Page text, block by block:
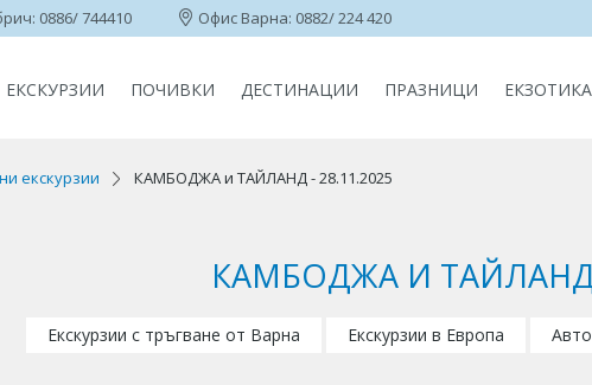
0886/ 744410 Офис Варна: 0882/ 224 420
ЕКСКУРЗИИ ПОЧИВКИ ДЕСТИНАЦИИ ПРАЗНИЦИ ЕКЗОТИКА
екскурзии КАМБОДЖА и ТАЙЛАНД - 28.11.2025
КАМБОДЖА И ТАЙЛАНД
Екскурзии с тръгване от Варна Екскурзии в Европа